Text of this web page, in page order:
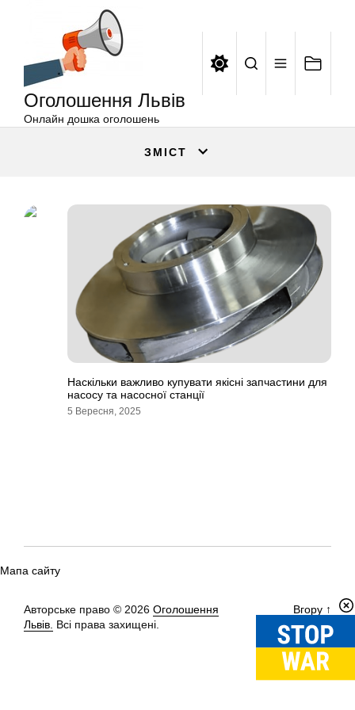
Оголошення Львів
Онлайн дошка оголошень
ЗМІСТ
Наскільки важливо купувати якісні запчастини для
насосу та насосної станції
5 Вересня, 2025
Мапа сайту
Авторське право © 2026 Оголошення
Львів. Всі права захищені.
Вгору ↑